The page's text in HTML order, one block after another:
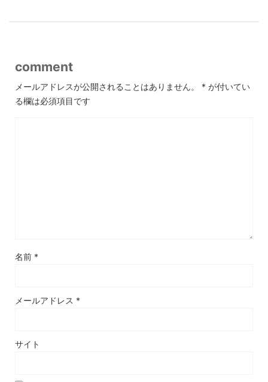
comment
メールアドレスが公開されることはありません。 * が付いてい
る欄は必須項目です
名前 *
メールアドレス *
サイト